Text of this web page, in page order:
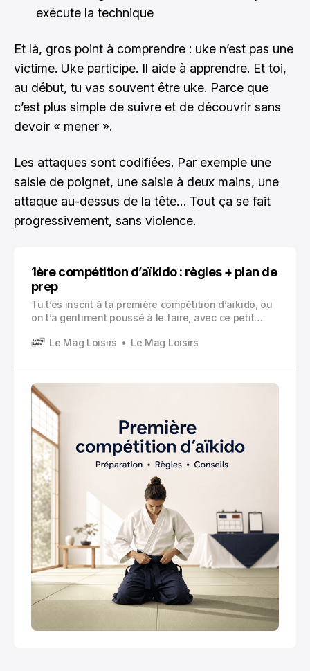
exécute la technique
Et là, gros point à comprendre : uke n’est pas une
victime. Uke participe. Il aide à apprendre. Et toi,
au début, tu vas souvent être uke. Parce que
c’est plus simple de suivre et de découvrir sans
devoir « mener ».
Les attaques sont codifiées. Par exemple une
saisie de poignet, une saisie à deux mains, une
attaque au-dessus de la tête… Tout ça se fait
progressivement, sans violence.
1ère compétition d’aïkido : règles + plan de
prep
Tu t’es inscrit à ta première compétition d’aïkido, ou
on t’a gentiment poussé à le faire, avec ce petit
bien ». Et là, d’un coup, plein de questions arrivent.
Le Mag Loisirs Le Mag Loisirs